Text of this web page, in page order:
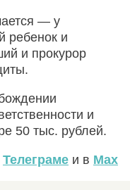
— у
ребенок и
и прокурор
и
50 тыс. рублей.
Телеграме и в Max